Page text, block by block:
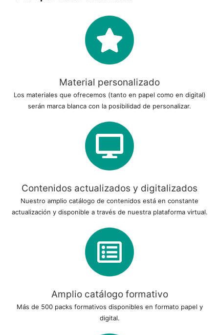
Material personalizado
Los materiales que ofrecemos (tanto en papel como en digital)
serán marca blanca con la posibilidad de personalizar.
Contenidos actualizados y digitalizados
Nuestro amplio catálogo de contenidos está en constante
actualización y disponible a través de nuestra plataforma virtual.
Amplio catálogo formativo
Más de 500 packs formativos disponibles en formato papel y
digital.